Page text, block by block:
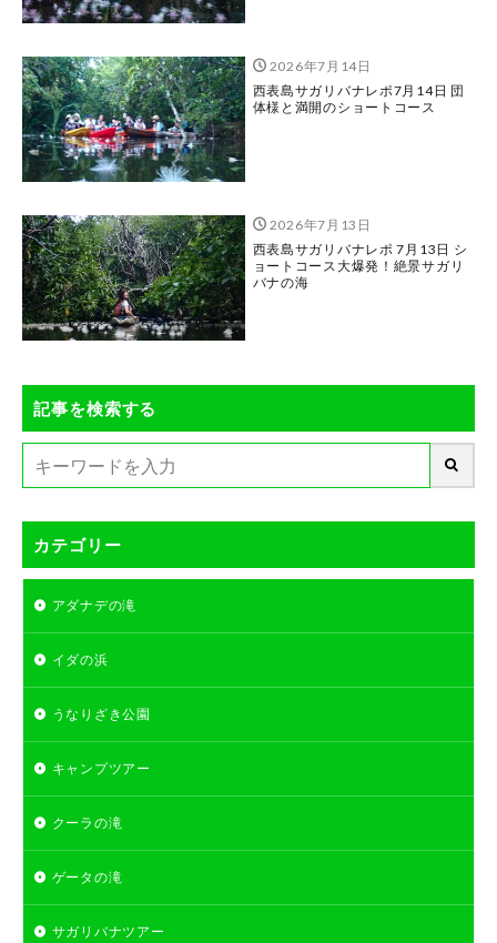
2026年7月14日
西表島サガリバナレポ7月14日 団
体様と満開のショートコース
2026年7月13日
西表島サガリバナレポ 7月13日 シ
ョートコース大爆発！絶景サガリ
バナの海
記事を検索する
カテゴリー
アダナデの滝
イダの浜
うなりざき公園
キャンプツアー
クーラの滝
ゲータの滝
サガリバナツアー